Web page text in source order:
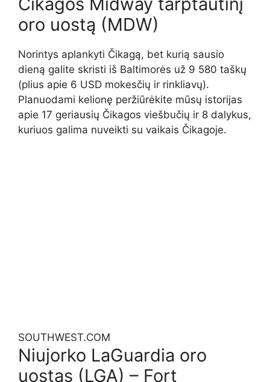
oro uostą (MDW)
Norintys aplankyti Čikagą, bet kurią sausio
dieną galite skristi iš Baltimorės už 9 580 taškų
(plius apie 6 USD mokesčių ir rinkliavų).
Planuodami kelionę peržiūrėkite mūsų istorijas
apie 17 geriausių Čikagos viešbučių ir 8 dalykus,
kuriuos galima nuveikti su vaikais Čikagoje.
SOUTHWEST.COM
Niujorko LaGuardia oro
uostas (LGA) – Fort